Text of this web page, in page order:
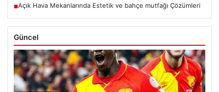
■Açık Hava Mekanlarında Estetik ve bahçe mutfağı Çözümleri
Güncel